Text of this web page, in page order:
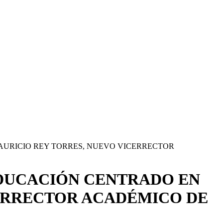
REY TORRES, NUEVO VICERRECTOR
CENTRADO EN
ACADÉMICO DE